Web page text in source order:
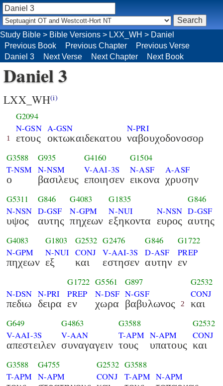
Study Bible > Bible Versions > LXX_WH > Daniel
Previous Book
Previous Chapter
Previous Verse
Daniel 3
Next Verse Next Chapter Next Book
Daniel 3
LXX_WH(i)
1
G2094
N-GSN
ετους
A-GSN
οκτωκαιδεκατου
N-PRI
ναβουχοδονοσορ
G3588
T-NSM
ο
G935
N-NSM
βασιλευς
G4160
V-AAI-3S
εποιησεν
G1504
N-ASF
εικονα
A-ASF
χρυσην
G5311
N-NSN
υψος
G846
D-GSF
αυτης
G4083
N-GPM
πηχεων
G1835
N-NUI
εξηκοντα
N-NSN
ευρος
G846
D-GSF
αυτης
G4083
N-GPM
πηχεων
G1803
N-NUI
εξ
G2532
CONJ
και
G2476
V-AAI-3S
εστησεν
G846
D-ASF
αυτην
G1722
PREP
εν
N-DSN
πεδιω
N-PRI
δειρα
G1722
PREP
εν
G5561
N-DSF
χωρα
G897
N-GSF
βαβυλωνος 2
G2532
CONJ
και
G649
V-AAI-3S
απεστειλεν
G4863
V-AAN
συναγαγειν
G3588
T-APM
τους
N-APM
υπατους
G2532
CONJ
και
G3588
T-APM
G4755
N-APM
G2532
CONJ
G3588
T-APM N-APM